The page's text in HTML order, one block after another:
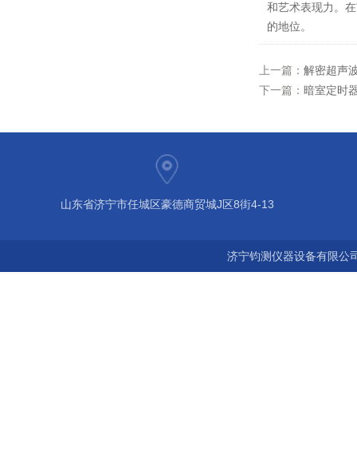
和艺术表现力。
的地位。
上一篇： 解密超声
下一篇： 暗室定时
山东省济宁市任城区豪德商贸城J区8街4-13
济宁钧测仪器设备有限